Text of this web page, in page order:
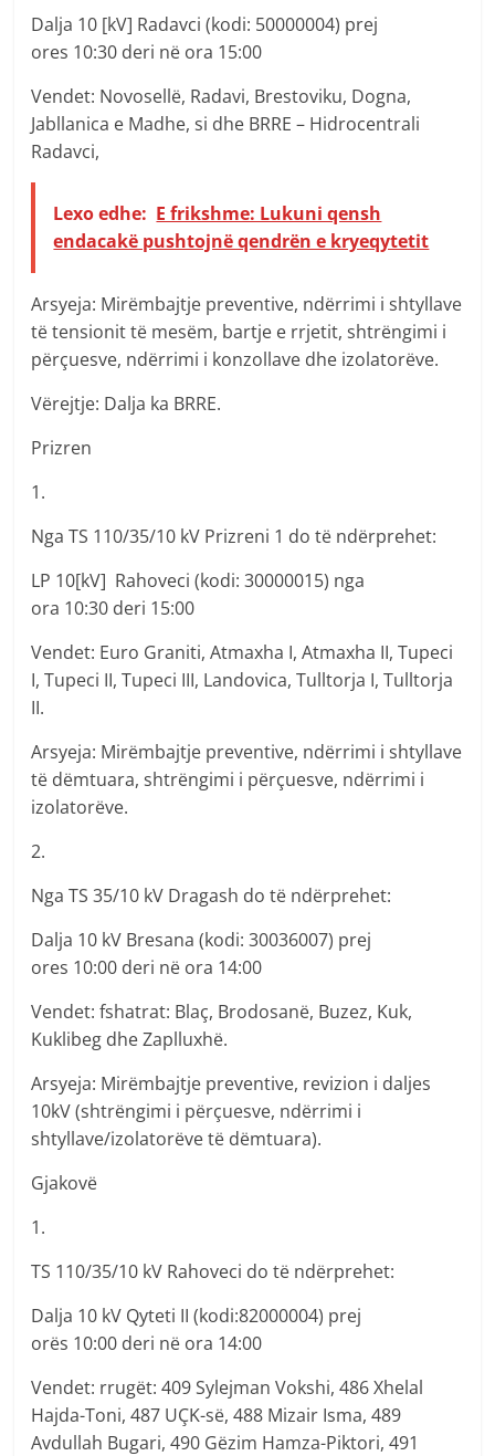
Dalja 10 [kV] Radavci (kodi: 50000004) prej
ores 10:30 deri në ora 15:00
Vendet: Novosellë, Radavi, Brestoviku, Dogna,
Jabllanica e Madhe, si dhe BRRE – Hidrocentrali
Radavci,
Lexo edhe: E frikshme: Lukuni qensh
endacakë pushtojnë qendrën e kryeqytetit
Arsyeja: Mirëmbajtje preventive, ndërrimi i shtyllave
të tensionit të mesëm, bartje e rrjetit, shtrëngimi i
përçuesve, ndërrimi i konzollave dhe izolatorëve.
Vërejtje: Dalja ka BRRE.
Prizren
1.
Nga TS 110/35/10 kV Prizreni 1 do të ndërprehet:
LP 10[kV] Rahoveci (kodi: 30000015) nga
ora 10:30 deri 15:00
Vendet: Euro Graniti, Atmaxha I, Atmaxha II, Tupeci
I, Tupeci II, Tupeci III, Landovica, Tulltorja I, Tulltorja
II.
Arsyeja: Mirëmbajtje preventive, ndërrimi i shtyllave
të dëmtuara, shtrëngimi i përçuesve, ndërrimi i
izolatorëve.
2.
Nga TS 35/10 kV Dragash do të ndërprehet:
Dalja 10 kV Bresana (kodi: 30036007) prej
ores 10:00 deri në ora 14:00
Vendet: fshatrat: Blaç, Brodosanë, Buzez, Kuk,
Kuklibeg dhe Zaplluxhë.
Arsyeja: Mirëmbajtje preventive, revizion i daljes
10kV (shtrëngimi i përçuesve, ndërrimi i
shtyllave/izolatorëve të dëmtuara).
Gjakovë
1.
TS 110/35/10 kV Rahoveci do të ndërprehet:
Dalja 10 kV Qyteti II (kodi:82000004) prej
orës 10:00 deri në ora 14:00
Vendet: rrugët: 409 Sylejman Vokshi, 486 Xhelal
Hajda-Toni, 487 UÇK-së, 488 Mizair Isma, 489
Avdullah Bugari, 490 Gëzim Hamza-Piktori, 491